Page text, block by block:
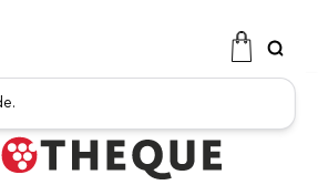
FRUITÉES